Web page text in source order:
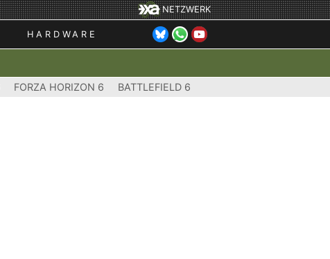
NETZWERK
HARDWARE
FORZA HORIZON 6 BATTLEFIELD 6